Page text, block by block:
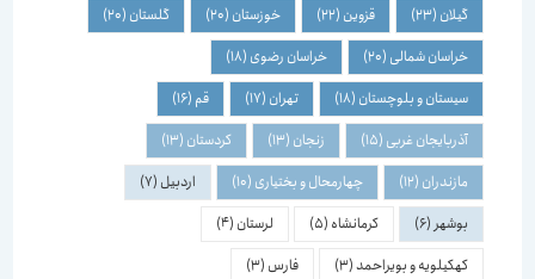
گیلان(23) قزوین(22) خوزستان(20) گلستان(20)
خراسان شمالی(20) خراسان رضوی(18)
سیستان و بلوچستان(18) تهران(17)
(16)
آذربایجان غربی(15) زنجان(13) کردستان(13)
مازندران(12) چهارمحال و بختیاری(10) اردبیل(7)
بوشهر(6) کرمانشاه(5) لرستان(4)
کهکیلویه و بویراحمد(3) فارس(3)